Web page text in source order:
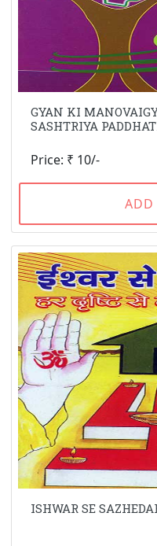
GYAN KI
SASHTRIYA
Price: ₹ 10/-
ADD
ISHWAR SE